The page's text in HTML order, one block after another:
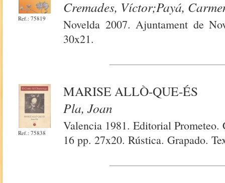
Ref.: 75819
Cremades, Víctor;Payá,
Novelda 2007. Ajuntament de
30x21.
Ref.: 75838
MARISE ALLÒ-QUE-ÉS
Pla, Joan
Valencia 1981. Editorial
16 pp. 27x20. Rústica. Grapado.